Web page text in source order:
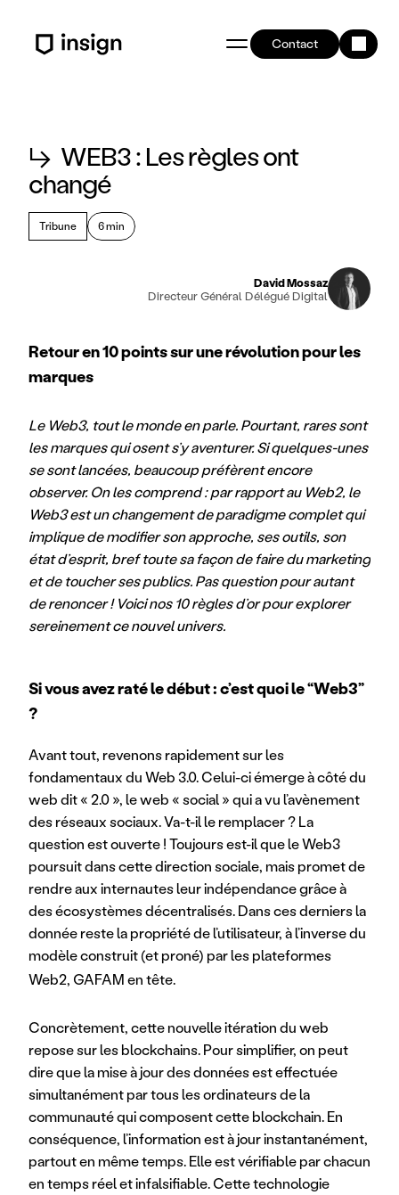
Contact
↳ WEB3 : Les règles ont
changé
Tribune 6 min
David Mossaz
Directeur Général Délégué Digital
Retour en 10 points sur une révolution pour les
marques
Le Web3, tout le monde en parle. Pourtant, rares sont
les marques qui osent s’y aventurer. Si quelques-unes
se sont lancées, beaucoup préfèrent encore
observer. On les comprend : par rapport au Web2, le
Web3 est un changement de paradigme complet qui
implique de modifier son approche, ses outils, son
état d’esprit, bref toute sa façon de faire du marketing
et de toucher ses publics. Pas question pour autant
de renoncer ! Voici nos 10 règles d’or pour explorer
sereinement ce nouvel univers.
Si vous avez raté le début : c’est quoi le “Web3”
?
Avant tout, revenons rapidement sur les
fondamentaux du Web 3.0. Celui-ci émerge à côté du
web dit « 2.0 », le web « social » qui a vu l’avènement
des réseaux sociaux. Va-t-il le remplacer ? La
question est ouverte ! Toujours est-il que le Web3
poursuit dans cette direction sociale, mais promet de
rendre aux internautes leur indépendance grâce à
des écosystèmes décentralisés. Dans ces derniers la
donnée reste la propriété de l’utilisateur, à l’inverse du
modèle construit (et proné) par les plateformes
Web2, GAFAM en tête.
Concrètement, cette nouvelle itération du web
repose sur les blockchains. Pour simplifier, on peut
dire que la mise à jour des données est effectuée
simultanément par tous les ordinateurs de la
communauté qui composent cette blockchain. En
conséquence, l’information est à jour instantanément,
partout en même temps. Elle est vérifiable par chacun
en temps réel et infalsifiable. Cette technologie